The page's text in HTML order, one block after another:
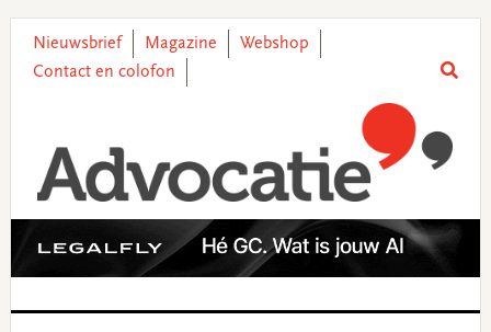
primary
main
primary
footer
Nieuwsbrief Magazine
Webshop
Contact en colofon